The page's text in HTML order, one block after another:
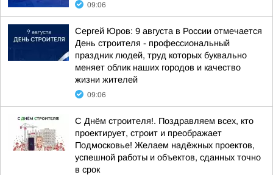
09:06
Сергей Юров: 9 августа в России отмечается
День строителя - профессиональный
праздник людей, труд которых буквально
меняет облик наших городов и качество
жизни жителей
09:06
С Днём строителя!. Поздравляем всех, кто
проектирует, строит и преображает
Подмосковье! Желаем надёжных проектов,
успешной работы и объектов, сданных точно
в срок